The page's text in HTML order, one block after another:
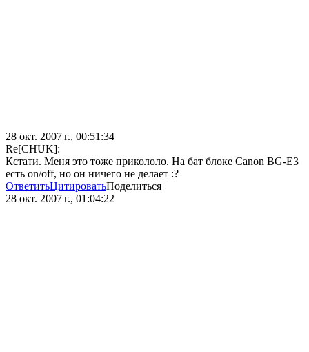
28 окт. 2007 г., 00:51:34
Re[CHUK]:
Кстати. Меня это тоже прикололо. На бат блоке Canon BG-E3
есть on/off, но он ничего не делает :?
ОтветитьЦитироватьПоделиться
28 окт. 2007 г., 01:04:22